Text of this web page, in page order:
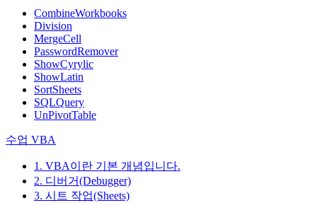
CombineWorkbooks
Division
MergeCell
PasswordRemover
ShowCyrylic
ShowLatin
SortSheets
SQLQuery
UnPivotTable
수업 VBA
1. VBA이란 기본 개념입니다.
2. 디버거(Debugger)
3. 시트 작업(Sheets)